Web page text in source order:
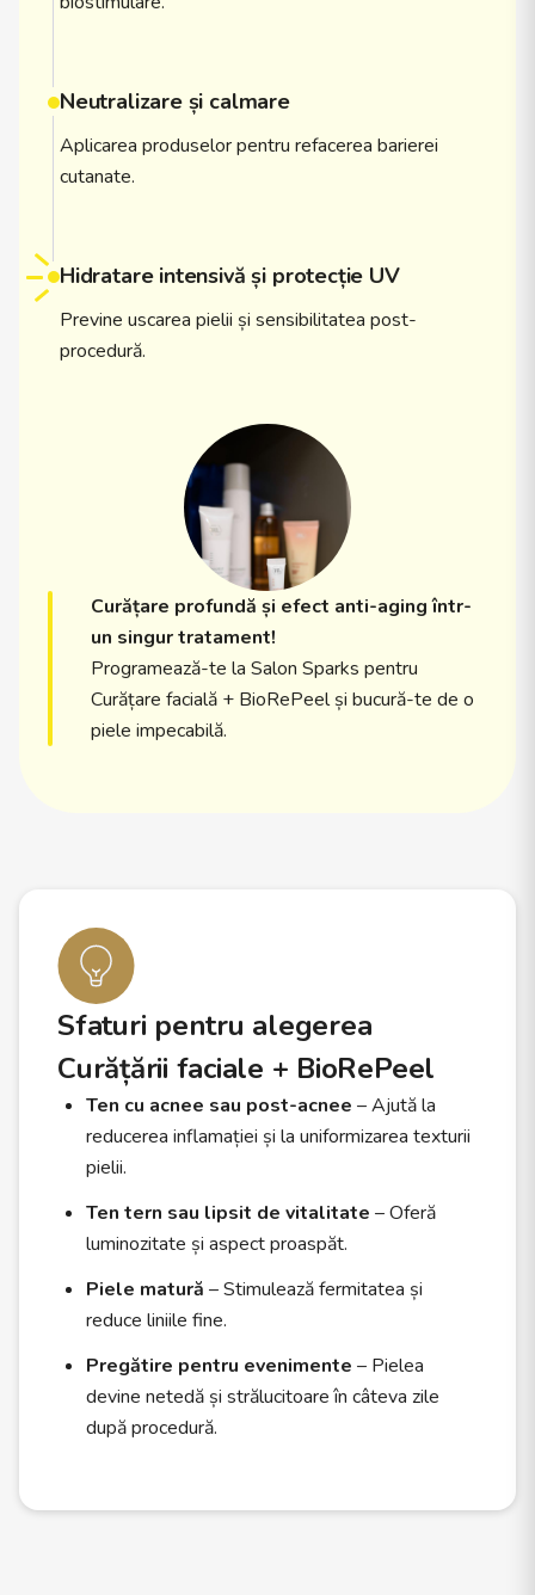
Neutralizare și calmare
Aplicarea produselor pentru refacerea barierei
cutanate.
Hidratare intensivă și protecție UV
Previne uscarea pielii și sensibilitatea post-
procedură.
Curățare profundă și efect anti-aging într-
un singur tratament!
Programează-te la Salon Sparks pentru
Curățare facială + BioRePeel și bucură-te de o
piele impecabilă.
Sfaturi pentru alegerea
Curățării faciale + BioRePeel
Ten cu acnee sau post-acnee – Ajută la
reducerea inflamației și la uniformizarea texturii
pielii.
Ten tern sau lipsit de vitalitate – Oferă
luminozitate și aspect proaspăt.
Piele matură – Stimulează fermitatea și
reduce liniile fine.
Pregătire pentru evenimente – Pielea
devine netedă și strălucitoare în câteva zile
după procedură.